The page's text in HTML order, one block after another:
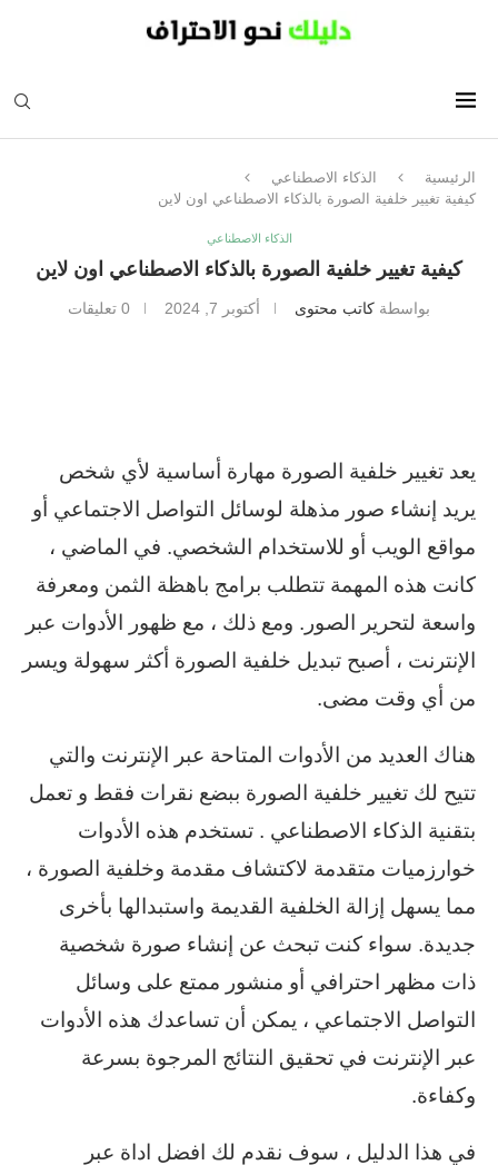
الرئيسية
الذكاء الاصطناعي
كيفية تغيير خلفية الصورة بالذكاء الاصطناعي اون لاين
الذكاء الاصطناعي
كيفية تغيير خلفية الصورة بالذكاء الاصطناعي اون لاين
بواسطة كاتب محتوى أكتوبر 7, 2024 0 تعليقات
يعد تغيير خلفية الصورة مهارة أساسية لأي شخص
يريد إنشاء صور مذهلة لوسائل التواصل الاجتماعي أو
مواقع الويب أو للاستخدام الشخصي. في الماضي ،
كانت هذه المهمة تتطلب برامج باهظة الثمن ومعرفة
واسعة لتحرير الصور. ومع ذلك ، مع ظهور الأدوات عبر
الإنترنت ، أصبح تبديل خلفية الصورة أكثر سهولة ويسر
من أي وقت مضى.
هناك العديد من الأدوات المتاحة عبر الإنترنت والتي
تتيح لك تغيير خلفية الصورة ببضع نقرات فقط و تعمل
بتقنية الذكاء الاصطناعي . تستخدم هذه الأدوات
خوارزميات متقدمة لاكتشاف مقدمة وخلفية الصورة ،
مما يسهل إزالة الخلفية القديمة واستبدالها بأخرى
جديدة. سواء كنت تبحث عن إنشاء صورة شخصية
ذات مظهر احترافي أو منشور ممتع على وسائل
التواصل الاجتماعي ، يمكن أن تساعدك هذه الأدوات
عبر الإنترنت في تحقيق النتائج المرجوة بسرعة
وكفاءة.
في هذا الدليل ، سوف نقدم لك افضل اداة عبر